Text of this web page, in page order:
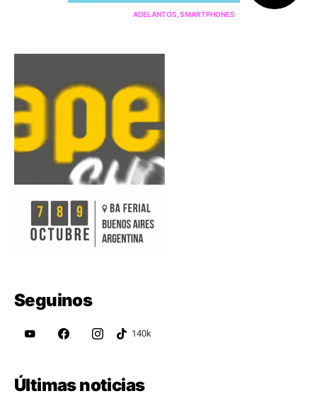
ADELANTOS SMARTPHONES
Seguinos
Últimas noticias